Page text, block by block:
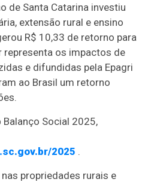
de Santa Catarina investiu
extensão rural e ensino
R$ 10,33 de retorno para
representa os impactos de
e difundidas pela Epagri
ao Brasil um retorno
Social 2025,
2025 .
propriedades rurais e